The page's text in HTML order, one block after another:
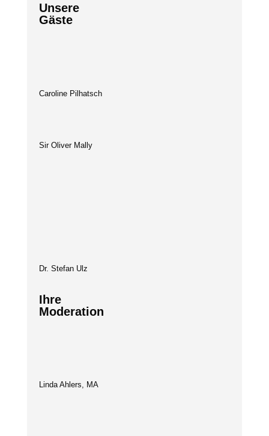
Unsere
Gäste
Caroline Pilhatsch
Sir Oliver Mally
Dr. Stefan Ulz
Ihre
Moderation
Linda Ahlers, MA